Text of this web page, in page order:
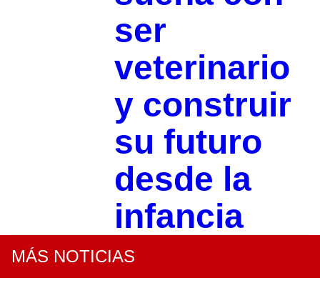
ser
veterinario
y construir
su futuro
desde la
infancia
MÁS NOTICIAS